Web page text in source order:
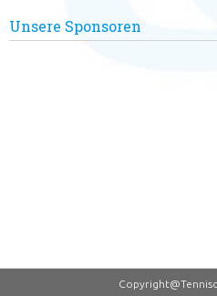
Unsere Sponsoren